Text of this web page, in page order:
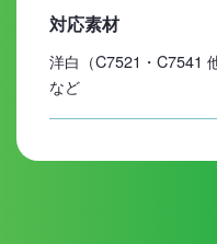
対応素材
洋白（C7521・C7541
など